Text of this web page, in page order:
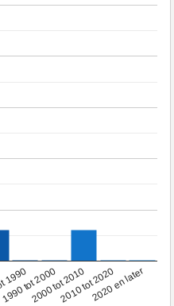
1990 tot 20002000 tot 20102010 tot 20202020 en later